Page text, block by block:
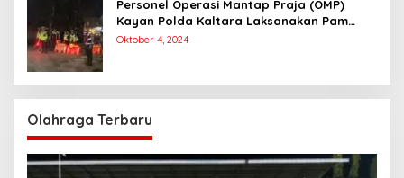
Personel Operasi Mantap Praja (OMP)
Kayan Polda Kaltara Laksanakan Pam
Kampanye Paslon Gubernur dan Wakil
Oktober 4, 2024
Olahraga Terbaru